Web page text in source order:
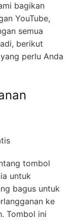
bagikan
YouTube,
semua
berikut
perlu Anda
tombol
untuk
bagus untuk
ke
Tombol ini